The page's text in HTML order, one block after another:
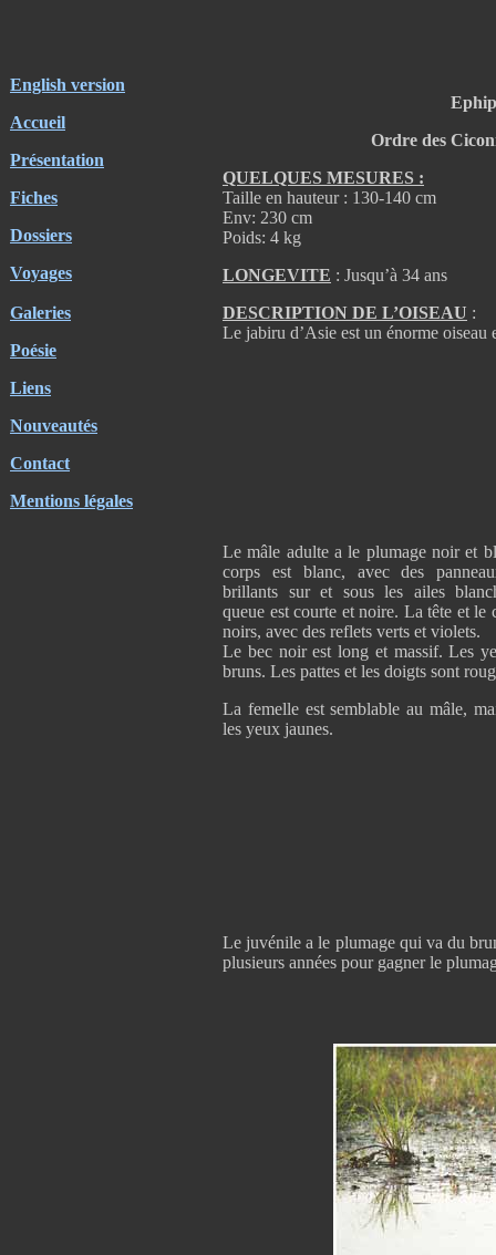
English version
Accueil
Présentation
Fiches
Dossiers
Voyages
Galeries
Poésie
Liens
Nouveautés
Contact
Mentions légales
Ordre des
QUELQUES MESURES :
Taille en hauteur : 130-140 cm
Env: 230 cm
Poids: 4 kg
LONGEVITE : Jusqu’à 34 ans
DESCRIPTION DE L’OISEAU :
Le jabiru d’Asie est un énorme oiseau
Le mâle adulte a le plumage noir et
corps est blanc, avec des
brillants sur et sous les ailes
queue est courte et noire. La tête et le
noirs, avec des reflets verts et violets.
Le bec noir est long et massif. Les
bruns. Les pattes et les doigts sont
La femelle est semblable au mâle,
les yeux jaunes.
Le juvénile a le plumage qui va du
plusieurs années pour gagner le